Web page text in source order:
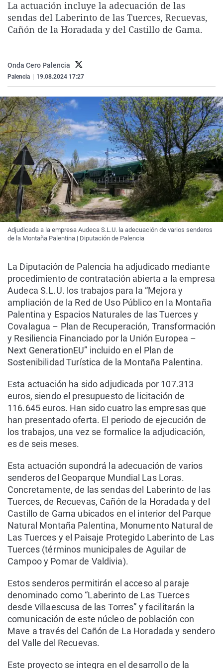
La rosa de los vientos
Gente viajera
Caso
Retornados
Extremadura
Galicia
Virales
Televisión
La actuación incluye la adecuación de las
sendas del Laberinto de las Tuerces, Recuevas,
Cañón de la Horadada y del Castillo de Gama.
Onda Cero Palencia
Palencia 19.08.2024 17:27
Adjudicada a la empresa Audeca S.L.U. la adecuación de varios senderos
de la Montaña Palentina | Diputación de Palencia
La Diputación de Palencia ha adjudicado mediante
procedimiento de contratación abierta a la empresa
Audeca S.L.U. los trabajos para la “Mejora y
ampliación de la Red de Uso Público en la Montaña
Palentina y Espacios Naturales de las Tuerces y
Covalagua – Plan de Recuperación, Transformación
y Resiliencia Financiado por la Unión Europea –
Next GenerationEU” incluido en el Plan de
Sostenibilidad Turística de la Montaña Palentina.
Esta actuación ha sido adjudicada por 107.313
euros, siendo el presupuesto de licitación de
116.645 euros. Han sido cuatro las empresas que
han presentado oferta. El periodo de ejecución de
los trabajos, una vez se formalice la adjudicación,
es de seis meses.
Esta actuación supondrá la adecuación de varios
senderos del Geoparque Mundial Las Loras.
Concretamente, de las sendas del Laberinto de las
Tuerces, de Recuevas, Cañón de la Horadada y del
Castillo de Gama ubicados en el interior del Parque
Natural Montaña Palentina, Monumento Natural de
Las Tuerces y el Paisaje Protegido Laberinto de Las
Tuerces (términos municipales de Aguilar de
Campoo y Pomar de Valdivia).
Estos senderos permitirán el acceso al paraje
denominado como “Laberinto de Las Tuerces
desde Villaescusa de las Torres” y facilitarán la
comunicación de este núcleo de población con
Mave a través del Cañón de La Horadada y sendero
del Valle del Recuevas.
Este proyecto se integra en el desarrollo de la